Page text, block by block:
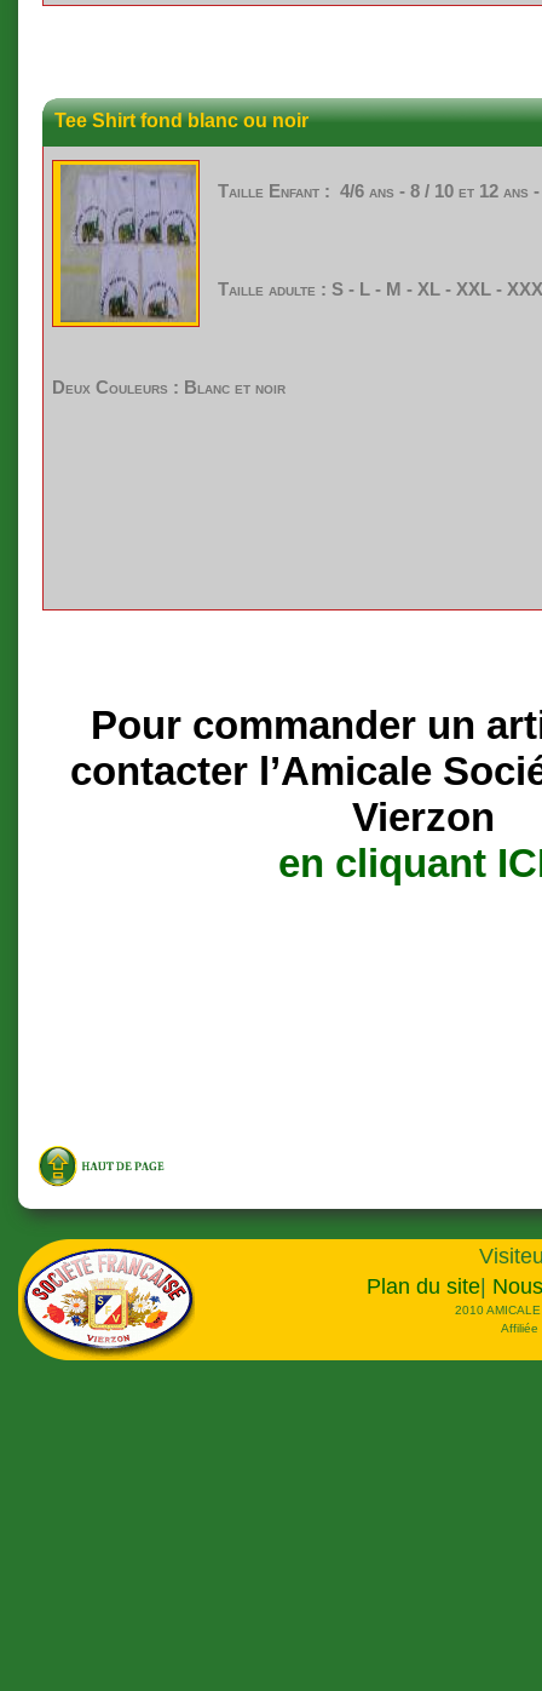
Tee Shirt fond blanc ou noir
Taille Enfant : 4/6 ans - 8 / 10 et 12 ans
Taille adulte : S - L - M - XL - XXL -
Deux Couleurs : Blanc et noir
Pour commander un
contacter l’Amicale
Vierzon
en cliquant
Plan du site|
2010
Affiliée